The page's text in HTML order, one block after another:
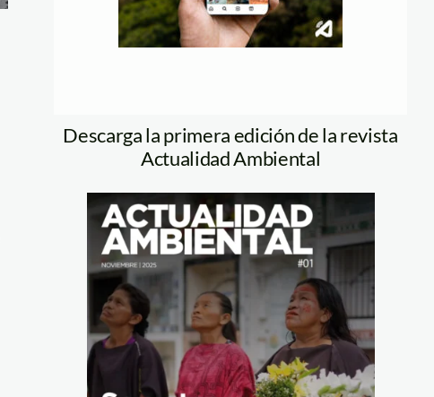
Descarga la primera edición de la revista
Actualidad Ambiental